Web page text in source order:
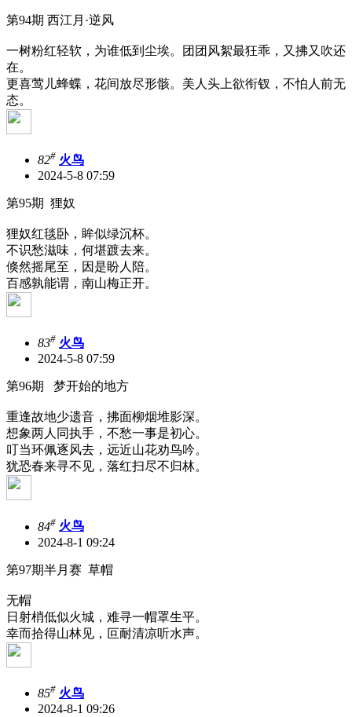
第94期 西江月·逆风
一树粉红轻软，为谁低到尘埃。团团风絮最狂乖，又拂又吹还
在。
更喜莺儿蜂蝶，花间放尽形骸。美人头上欲衔钗，不怕人前无
态。
82# 火鸟
2024-5-8 07:59
第95期 狸奴
狸奴红毯卧，眸似绿沉杯。
不识愁滋味，何堪踱去来。
倏然摇尾至，因是盼人陪。
百感孰能谓，南山梅正开。
83# 火鸟
2024-5-8 07:59
第96期 梦开始的地方
重逢故地少遗音，拂面柳烟堆影深。
想象两人同执手，不愁一事是初心。
叮当环佩逐风去，远近山花劝鸟吟。
犹恐春来寻不见，落红扫尽不归林。
84# 火鸟
2024-8-1 09:24
第97期半月赛 草帽
无帽
日射梢低似火城，难寻一帽罩生平。
幸而拾得山林见，叵耐清凉听水声。
85# 火鸟
2024-8-1 09:26